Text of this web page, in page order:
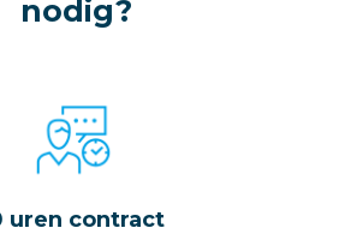
nodig?
uren contract